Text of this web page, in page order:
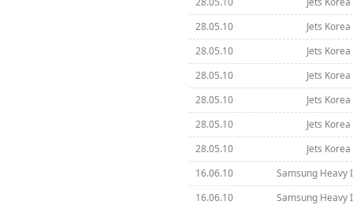
28.05.10
Jets
28.05.10
Jets
28.05.10
Jets
28.05.10
Jets
28.05.10
Jets
28.05.10
Jets
16.06.10
Samsung Heavy
16.06.10
Samsung Heavy